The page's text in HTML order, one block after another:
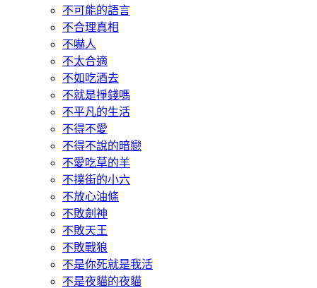
不可能的語言
不合理真相
不嚇人
不太合適
不如吃酒去
不就是掙錢嗎
不平凡的生活
不得不愛
不得不說的暗戀
不愛吃草的羊
不撲街的小六
不放心油條
不敗劍神
不敗天王
不敗戰狼
不是你死就是我活
不是夜貓的夜貓